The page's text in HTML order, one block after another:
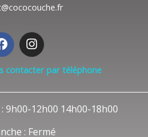
F
a
c
e
o
I
n
s
t
r
contacter par téléphone
9h00-12h00 14h00-18h00
: Fermé